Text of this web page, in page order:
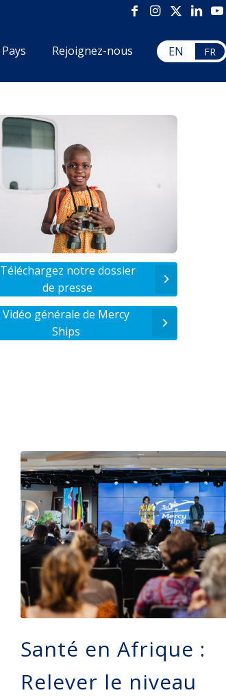
Pays Rejoignez-nous EN FR
Téléchargez notre dossier
de presse
Vidéo générale de Mercy
Ships
Santé en Afrique :
Relever le niveau